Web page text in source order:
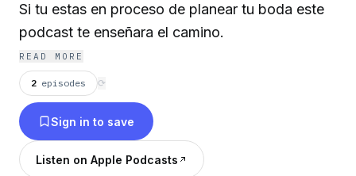
Si tu estas en proceso de planear tu boda este
podcast te enseñara el camino.
READ MORE
2 episodes ⟳
Sign in to save
Listen on Apple Podcasts